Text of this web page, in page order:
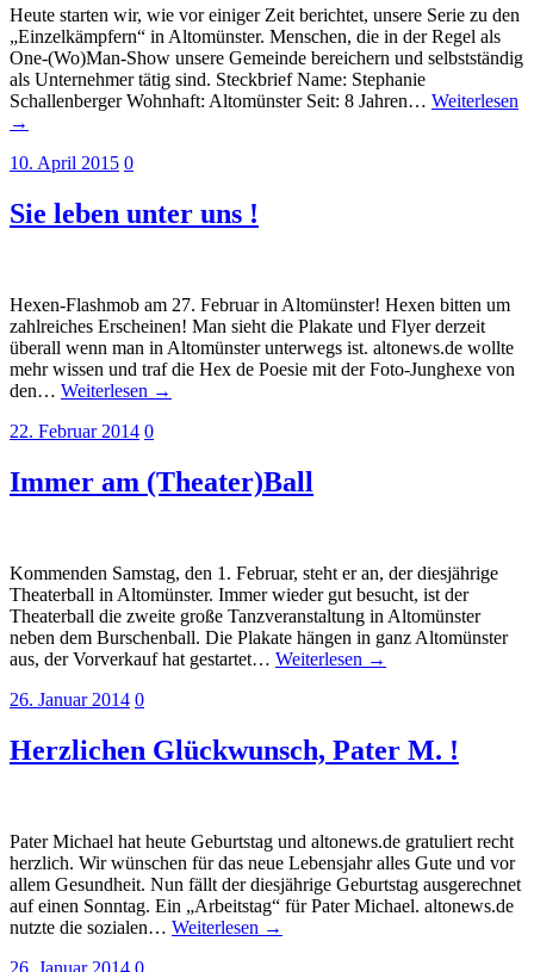
Heute starten wir, wie vor einiger Zeit berichtet, unsere Serie zu den
„Einzelkämpfern“ in Altomünster. Menschen, die in der Regel als
One-(Wo)Man-Show unsere Gemeinde bereichern und selbstständig
als Unternehmer tätig sind. Steckbrief Name: Stephanie
Schallenberger Wohnhaft: Altomünster Seit: 8 Jahren… Weiterlesen
→
10. April 2015 0
Sie leben unter uns !
Hexen-Flashmob am 27. Februar in Altomünster! Hexen bitten um
zahlreiches Erscheinen! Man sieht die Plakate und Flyer derzeit
überall wenn man in Altomünster unterwegs ist. altonews.de wollte
mehr wissen und traf die Hex de Poesie mit der Foto-Junghexe von
den… Weiterlesen →
22. Februar 2014 0
Immer am (Theater)Ball
Kommenden Samstag, den 1. Februar, steht er an, der diesjährige
Theaterball in Altomünster. Immer wieder gut besucht, ist der
Theaterball die zweite große Tanzveranstaltung in Altomünster
neben dem Burschenball. Die Plakate hängen in ganz Altomünster
aus, der Vorverkauf hat gestartet… Weiterlesen →
26. Januar 2014 0
Herzlichen Glückwunsch, Pater M. !
Pater Michael hat heute Geburtstag und altonews.de gratuliert recht
herzlich. Wir wünschen für das neue Lebensjahr alles Gute und vor
allem Gesundheit. Nun fällt der diesjährige Geburtstag ausgerechnet
auf einen Sonntag. Ein „Arbeitstag“ für Pater Michael. altonews.de
nutzte die sozialen… Weiterlesen →
26. Januar 2014 0